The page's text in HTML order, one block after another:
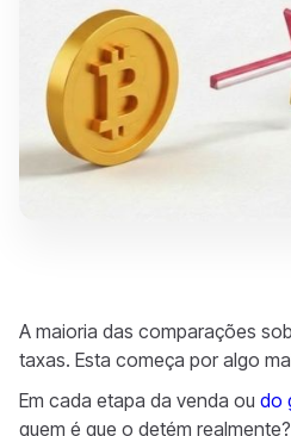
A maioria das comparações
taxas. Esta começa por algo
Em cada etapa da venda ou do
quem é que o detém